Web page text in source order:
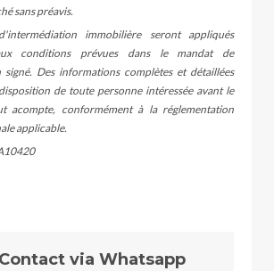
sans préavis.
immobilière seront appliqués
conditions prévues dans le mandat de
signé. Des informations complètes et détaillées
de toute personne intéressée avant le
acompte, conformément à la réglementation
applicable.
Contact via Whatsapp